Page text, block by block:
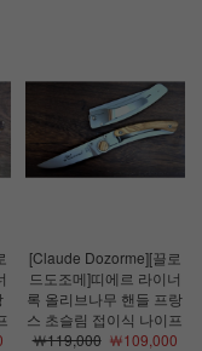
[Claude Dozorme][끌로
드도조메]띠에르 라이너
록 올리브나무 핸들 프랑
스 초슬림 접이식 나이프
￦119,000￦109,000